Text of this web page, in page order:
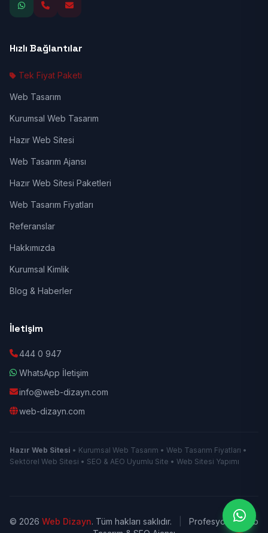
Hızlı Bağlantılar
Tek Fiyat Paketi
Web Tasarım
Kurumsal Web Tasarım
Hazır Web Sitesi
Web Tasarım Ajansı
Hazır Web Sitesi Paketleri
Web Tasarım Fiyatları
Referanslar
Hakkımızda
Kurumsal Kimlik
Blog & Haberler
İletişim
444 0 947
WhatsApp İletişim
info@web-dizayn.com
web-dizayn.com
Hazır Web Sitesi • Kurumsal Web Tasarım • Web Tasarım Fiyatları •
Sektörel Web Sitesi • SEO & AEO Uyumlu Site • Web Sitesi Yapımı
© 2026 Web Dizayn. Tüm hakları saklıdır.
Profesyonel Web